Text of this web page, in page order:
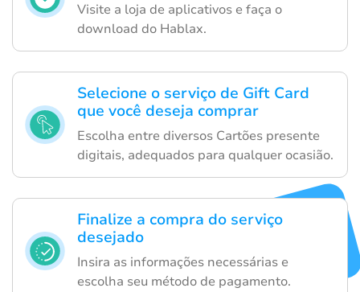
Visite a loja de aplicativos e faça o
download do Hablax.
Selecione o serviço de Gift Card
que você deseja comprar
Escolha entre diversos Cartões presente
digitais, adequados para qualquer ocasião.
Finalize a compra do serviço
desejado
Insira as informações necessárias e
escolha seu método de pagamento.